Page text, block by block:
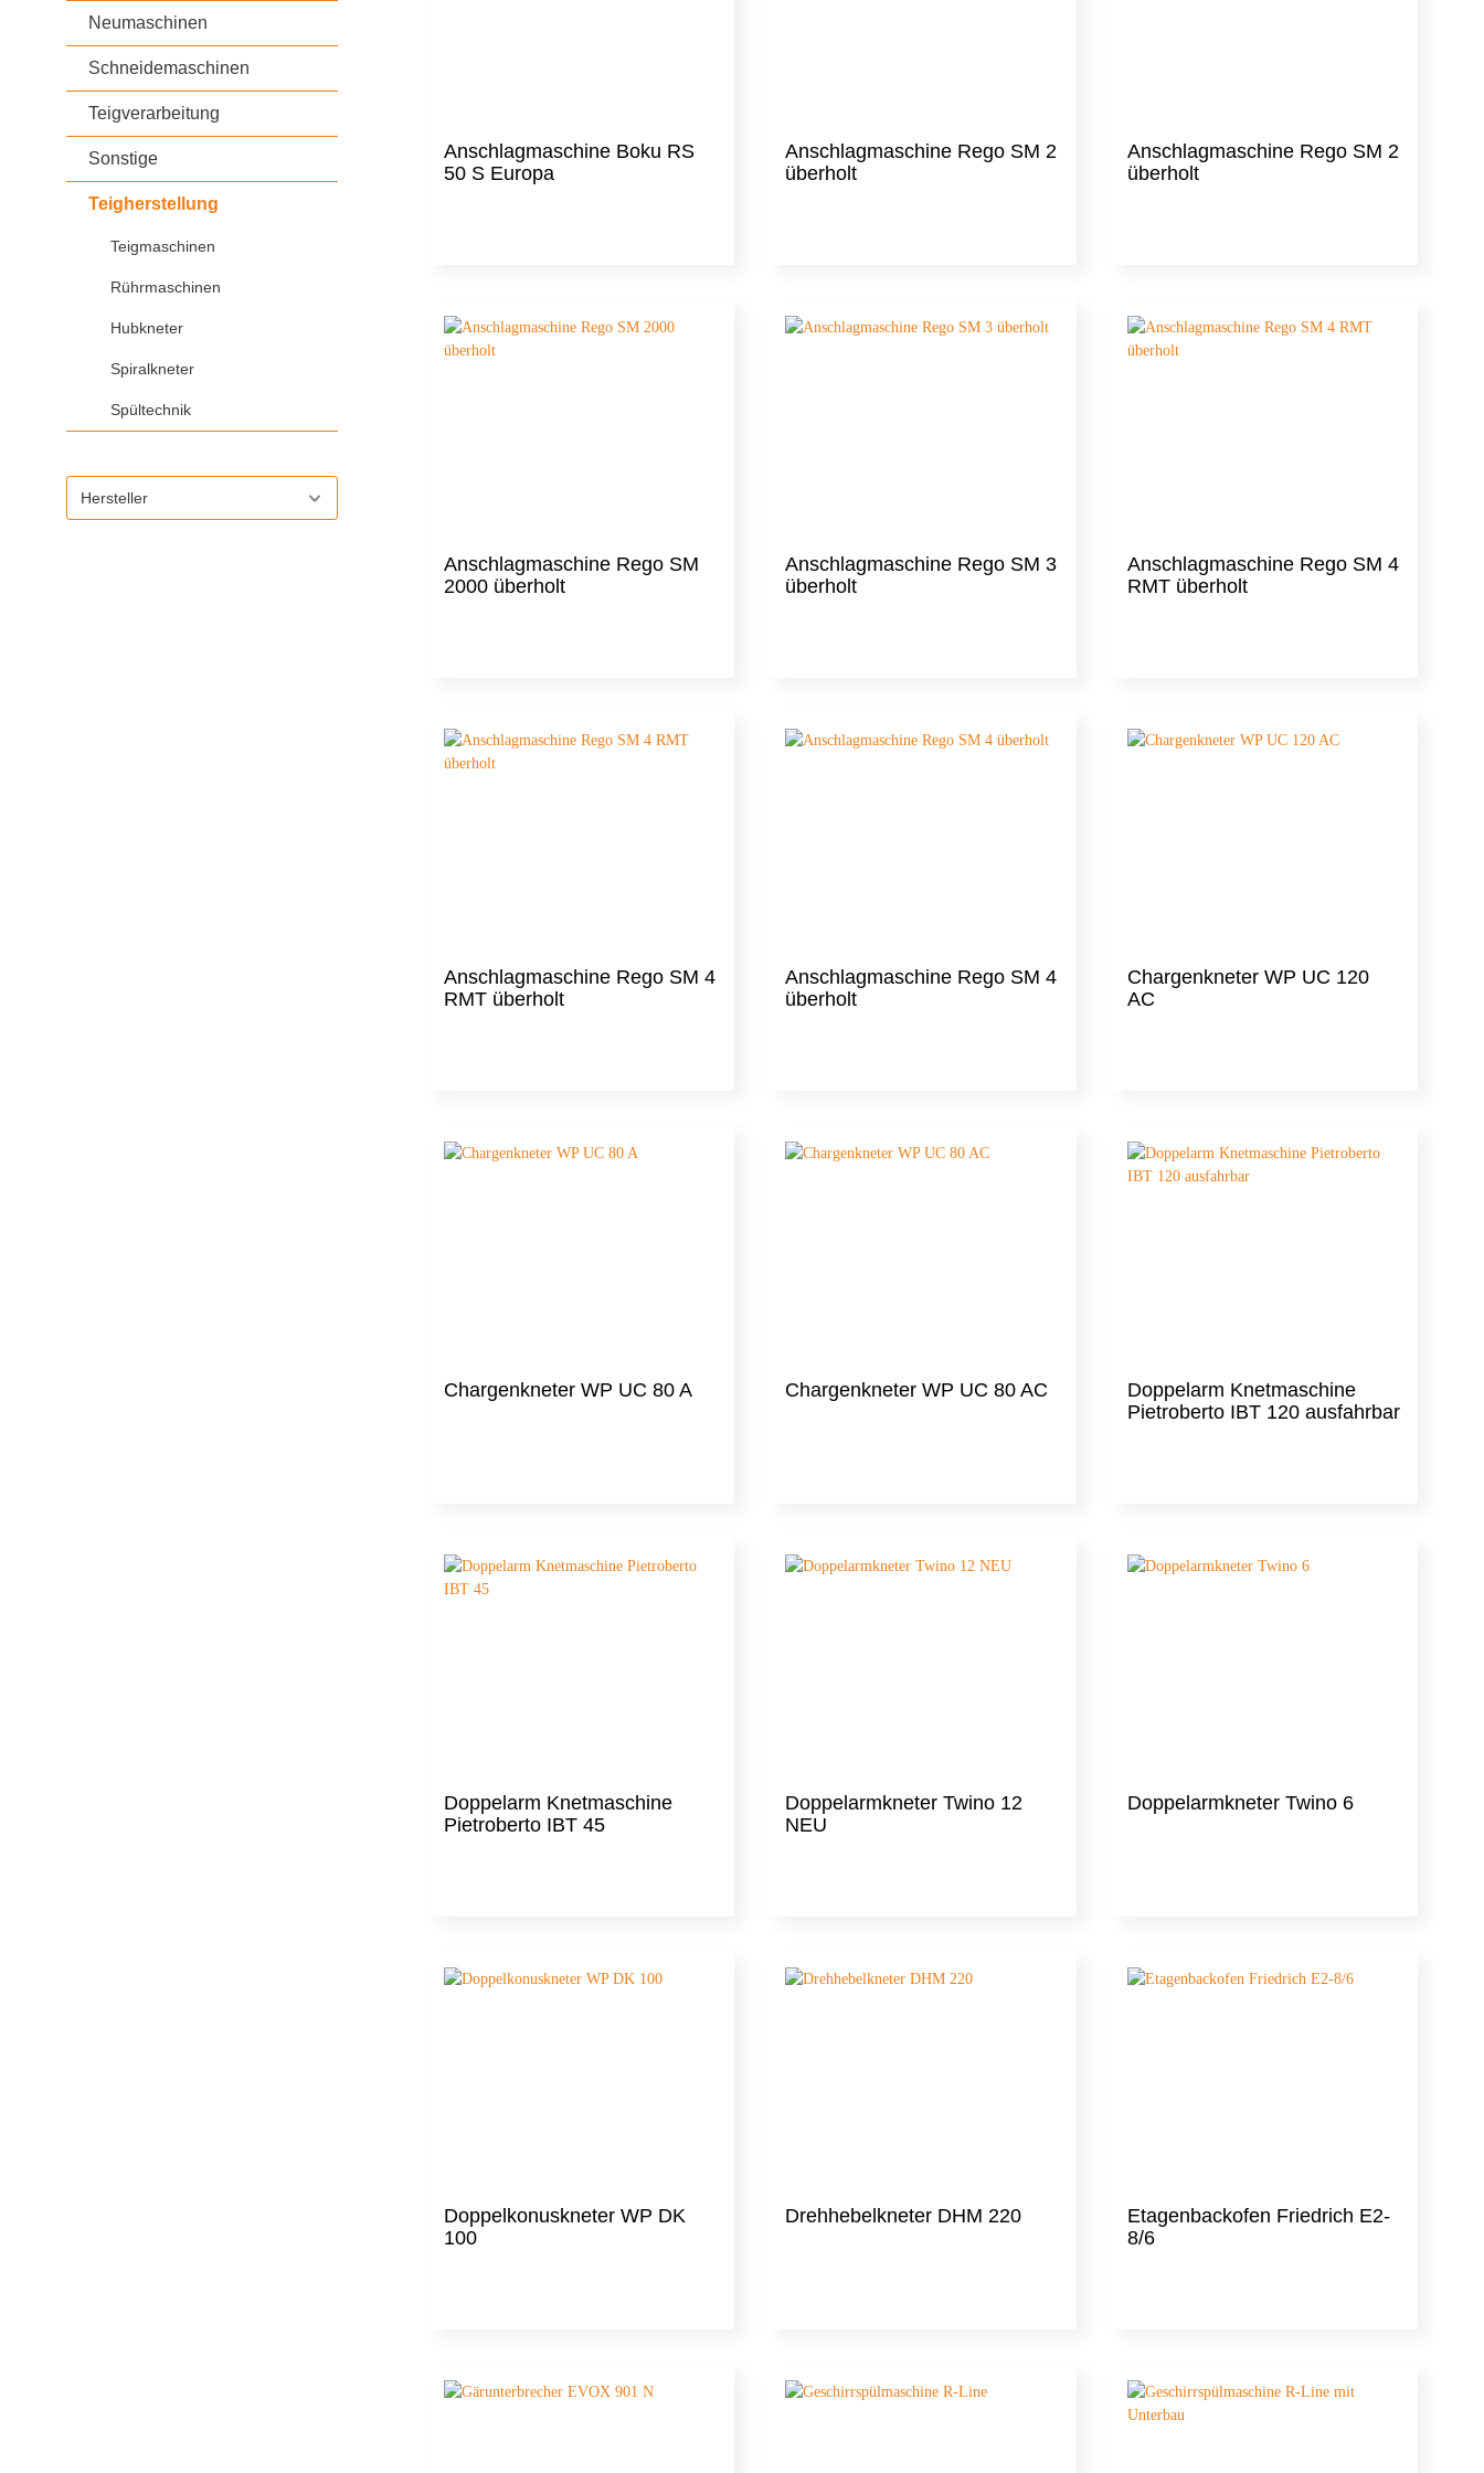
Pavailler
Neumaschinen
Schneidemaschinen
Teigverarbeitung
Sonstige
Teigherstellung
Teigmaschinen
Rührmaschinen
Hubkneter
Spiralkneter
Spültechnik
Hersteller
Anschlagmaschine Boku RS
50 S Europa
Anschlagmaschine Rego SM 2
überholt
Anschlagmaschine Rego SM 2
überholt
Anschlagmaschine Rego SM
2000 überholt
Anschlagmaschine Rego SM 3
überholt
Anschlagmaschine Rego SM 4
RMT überholt
Anschlagmaschine Rego SM 4
RMT überholt
Anschlagmaschine Rego SM 4
überholt
Chargenkneter WP UC 120
AC
Chargenkneter WP UC 80 A Chargenkneter WP UC 80 AC
Doppelarm Knetmaschine
Pietroberto IBT 120 ausfahrbar
Doppelarm Knetmaschine
Pietroberto IBT 45
Doppelarmkneter Twino 12
NEU
Doppelarmkneter Twino 6
Doppelkonuskneter WP DK
100
Drehhebelkneter DHM 220
Etagenbackofen Friedrich E2-
8/6